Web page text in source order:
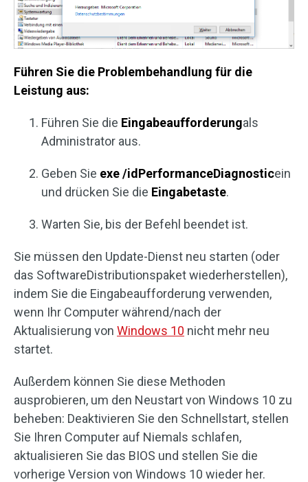
Führen Sie die Problembehandlung für die
Leistung aus:
Führen Sie die Eingabeaufforderungals
Administrator aus.
Geben Sie exe /idPerformanceDiagnosticein
und drücken Sie die Eingabetaste.
Warten Sie, bis der Befehl beendet ist.
Sie müssen den Update-Dienst neu starten (oder
das SoftwareDistributionspaket wiederherstellen),
indem Sie die Eingabeaufforderung verwenden,
wenn Ihr Computer während/nach der
Aktualisierung von Windows 10 nicht mehr neu
startet.
Außerdem können Sie diese Methoden
ausprobieren, um den Neustart von Windows 10 zu
beheben: Deaktivieren Sie den Schnellstart, stellen
Sie Ihren Computer auf Niemals schlafen,
aktualisieren Sie das BIOS und stellen Sie die
vorherige Version von Windows 10 wieder her.